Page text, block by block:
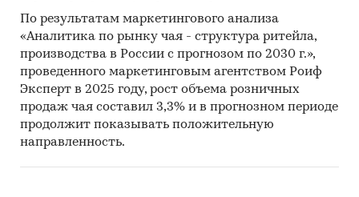
По результатам маркетингового анализа
«Аналитика по рынку чая - структура ритейла,
производства в России с прогнозом по 2030 г.»,
проведенного маркетинговым агентством Роиф
Эксперт в 2025 году, рост объема розничных
продаж чая составил 3,3% и в прогнозном периоде
продолжит показывать положительную
направленность.